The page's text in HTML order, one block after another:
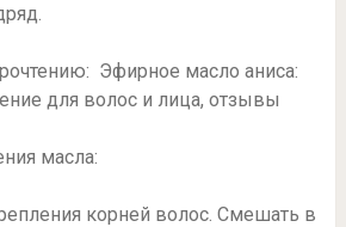
Эфирное масло аниса:
для волос и лица, отзывы
масла:
корней волос. Смешать в